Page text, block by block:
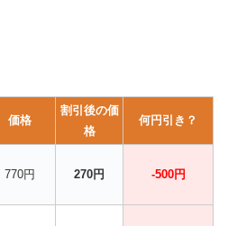
価格
割引後の価
格
何円引き？
770円 270円 -500円